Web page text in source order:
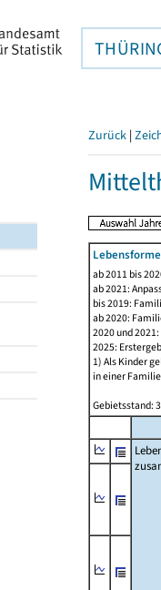
Zurück |
ab 2011 bis
ab 2021:
bis 2019:
ab 2020:
2020 und
2025:
1) Als Kinder
in einer
Gebietsstand: